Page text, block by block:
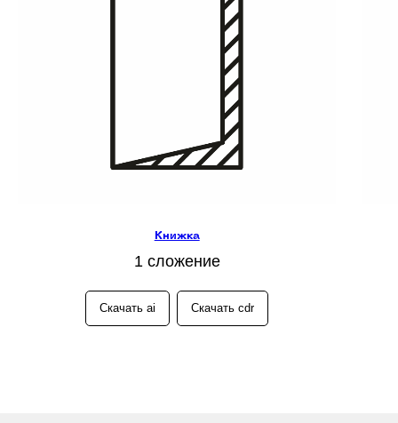
Книжка
1 сложение
Cкачать ai Скачать cdr